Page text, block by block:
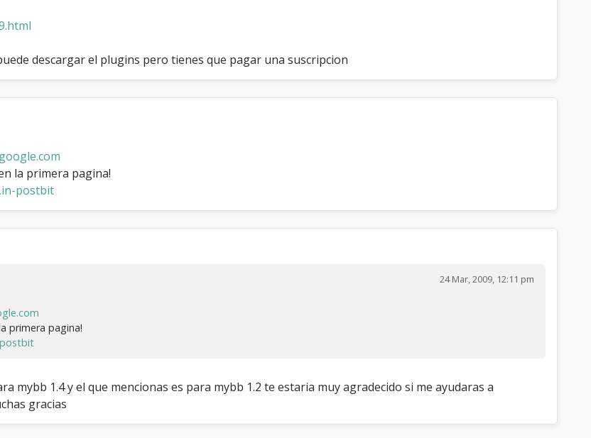
descargar el plugins pero tienes que pagar una suscripcion
la primera pagina!
postbit
24 Mar, 2009, 12:11 pm
primera pagina!
mybb 1.4 y el que mencionas es para mybb 1.2 te estaria muy agradecido si me ayudaras a
gracias